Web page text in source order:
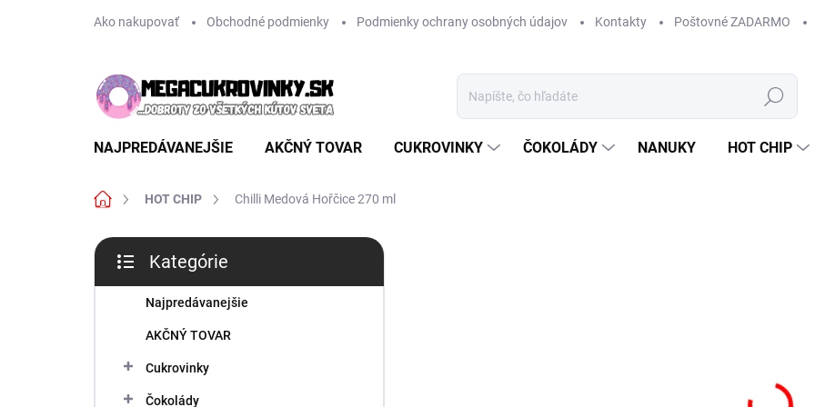
Ako nakupovať Obchodné podmienky Podmienky ochrany osobných údajov Kontakty Poštovné ZADARMO
Hľadať
NAJPREDÁVANEJŠIE AKČNÝ TOVAR CUKROVINKY ČOKOLÁDY NANUKY HOT CHIP
DomovHOT CHIP Chilli Medová Hořčice 270 ml
B
č
kategórie
Kategórie
Najpredávanejšie
AKČNÝ TOVAR
Cukrovinky
Čokolády